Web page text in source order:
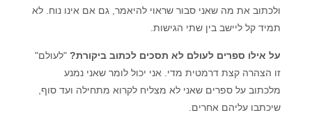
ולכתוב את מה שאני סבור שראוי להיאמר, גם אם אינו נוח. לא
תמיד קל ליישב בין שתי הגישות.
על אילו ספרים לעולם לא תסכים לכתוב ביקורת?"לעולם"
זו הצהרה קצת דרמטית מדי. אני יכול לומר שאני נמנע
מלכתוב על ספרים שאני לא מצליח לקרוא מתחילה ועד סוף,
שיכתבו עליהם אחרים.